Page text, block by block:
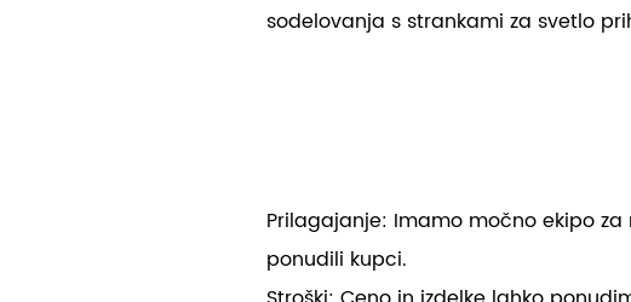
sodelovanja s strankami za svetlo
Prilagajanje: Imamo močno ekipo za
ponudili kupci.